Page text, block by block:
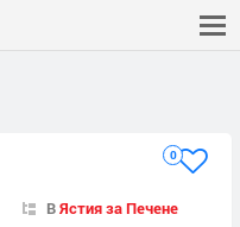
0
ВЯстия за Печене